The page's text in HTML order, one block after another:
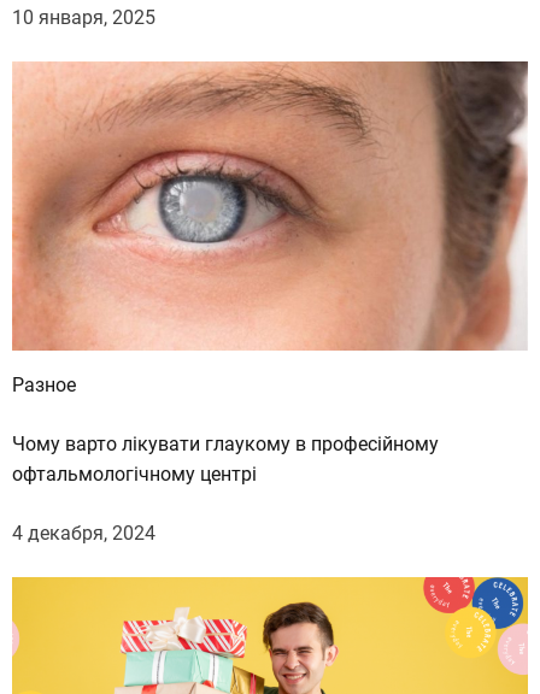
10 января, 2025
Разное
Чому варто лікувати глаукому в професійному
офтальмологічному центрі
4 декабря, 2024